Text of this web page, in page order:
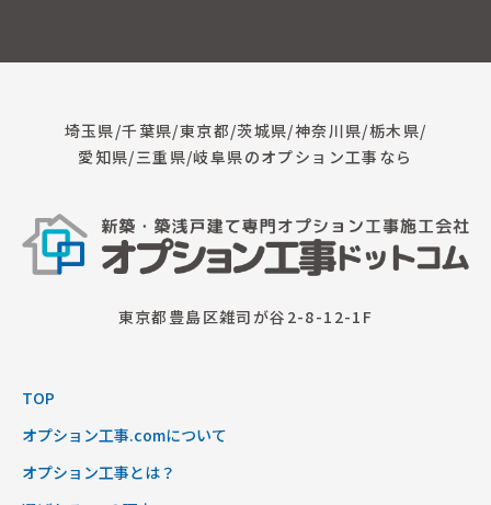
埼玉県/千葉県/東京都/茨城県/神奈川県/栃木県/
愛知県/三重県/岐阜県のオプション工事なら
東京都豊島区雑司が谷2-8-12-1F
TOP
オプション工事.comについて
オプション工事とは？